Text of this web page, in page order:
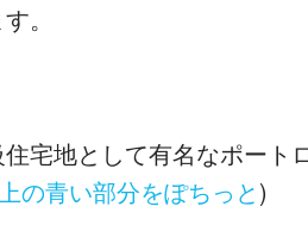
。
宅地として有名なポート
上の青い部分をぽちっと )